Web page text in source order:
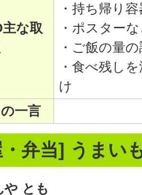
な取
・持ち帰り
・ポスター
・ご飯の量
・食べ残し
け
一言
弁当] うまい
や とも